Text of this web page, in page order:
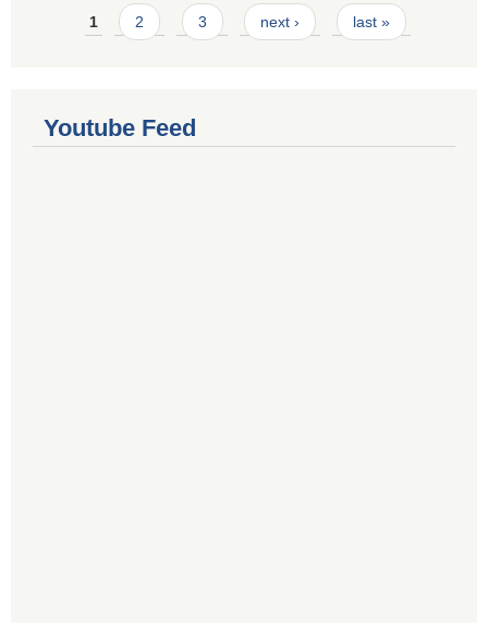
Pages
1 2 3 next › last »
Youtube Feed